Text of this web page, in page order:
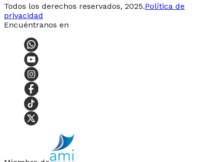
Todos los derechos reservados, 2025.Política de
privacidad
Encuéntranos en